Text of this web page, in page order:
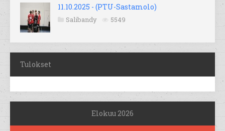
11.10.2025 - (PTU-Sastamolo)
Salibandy 5549
Tulokset
Elokuu 2026